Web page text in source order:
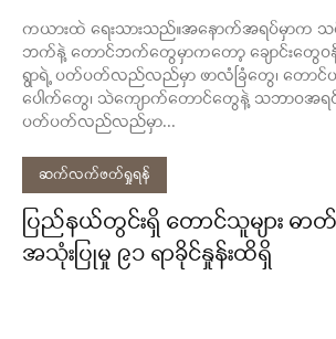
ကယားထဲ ရေးသားသည်။အနောက်အရပ်မှာက
ဘက်နဲ့ တောင်ဘက်တွေမှာကတော့ ချောင်းတွေဝ
ရွာရဲ့ ပတ်ပတ်လည်လည်မှာ ဖာလံခြံတွေ၊ တော
ပေါက်တွေ၊ သဲကျောက်တောင်တွေနဲ့ သဘာဝအရ
ပတ်ပတ်လည်လည်မှာ...
ဆက်လက်ဖတ်ရှုရန်
ပြည်နယ်တွင်းရှိ တောင်သူများ ဓာ
အသုံးပြုမှု ၉၁ ရာခိုင်နှုန်းထိရှိ